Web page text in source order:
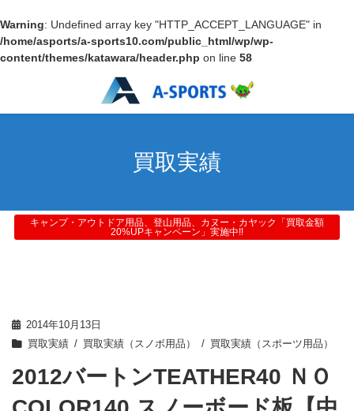
Warning: Undefined array key "HTTP_ACCEPT_LANGUAGE" in
/home/asports/a-sports10.com/public_html/wp/wp-
content/themes/katawara/header.php on line 58
買取実績
キャンプ・アウトドア用品、登山用品、カヌー・カヤック「買取金額
20%UPキャンペーン」実施中!!
2014年10月13日
買取実績
買取実績（スノボ用品） 買取実績（スポーツ用品）
2012バートンTEATHER40 ＮＯ